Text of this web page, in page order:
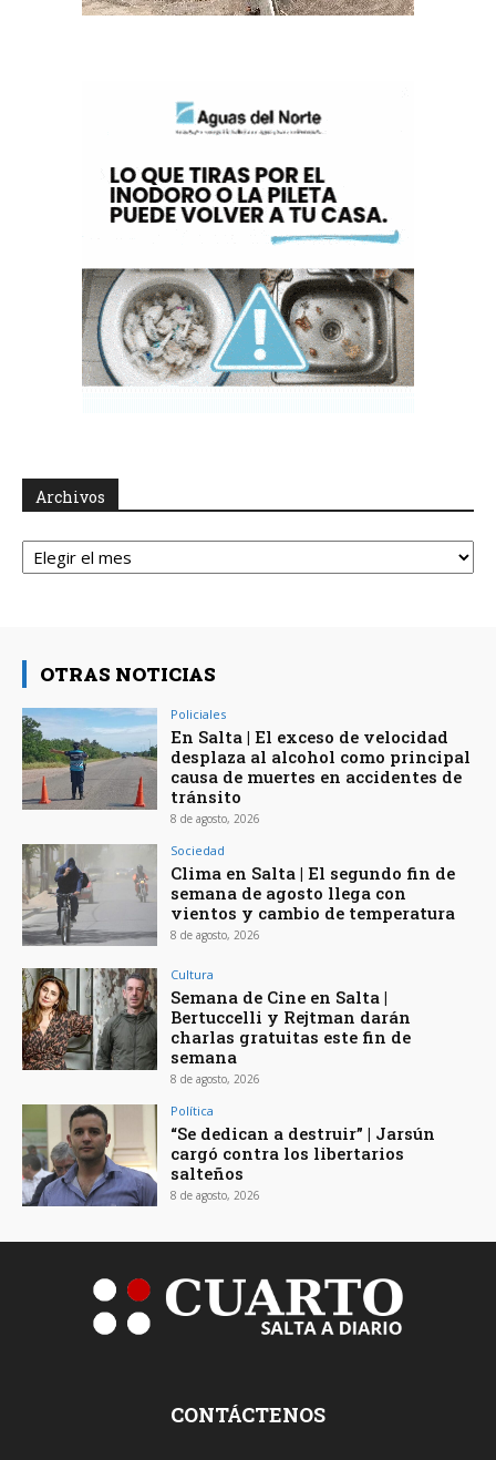
Archivos
Archivos
OTRAS NOTICIAS
Policiales
En Salta | El exceso de velocidad
desplaza al alcohol como principal
causa de muertes en accidentes de
tránsito
8 de agosto, 2026
Sociedad
Clima en Salta | El segundo fin de
semana de agosto llega con
vientos y cambio de temperatura
8 de agosto, 2026
Cultura
Semana de Cine en Salta |
Bertuccelli y Rejtman darán
charlas gratuitas este fin de
semana
8 de agosto, 2026
Política
“Se dedican a destruir” | Jarsún
cargó contra los libertarios
salteños
8 de agosto, 2026
CONTÁCTENOS